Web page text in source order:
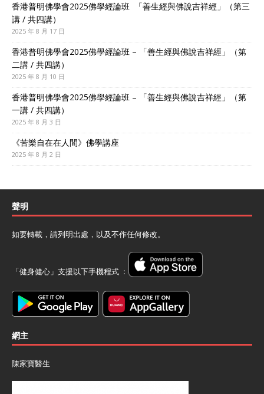
香港普明佛學會2025佛學經論班 「善生經與佛說吉祥經」（第三
講 / 共四講）
2025 年 8 月 17 日
香港普明佛學會2025佛學經論班 – 「善生經與佛說吉祥經」（第
二講 / 共四講）
2025 年 8 月 10 日
香港普明佛學會2025佛學經論班 – 「善生經與佛說吉祥經」（第
一講 / 共四講）
2025 年 8 月 3 日
《苦樂自在在人間》佛學講座
2025 年 8 月 2 日
聲明
如要轉載，請列明出處，以及不作任何修改。
「健身健心」支援以下手機程式 ﹕
網主
陳家寶醫生